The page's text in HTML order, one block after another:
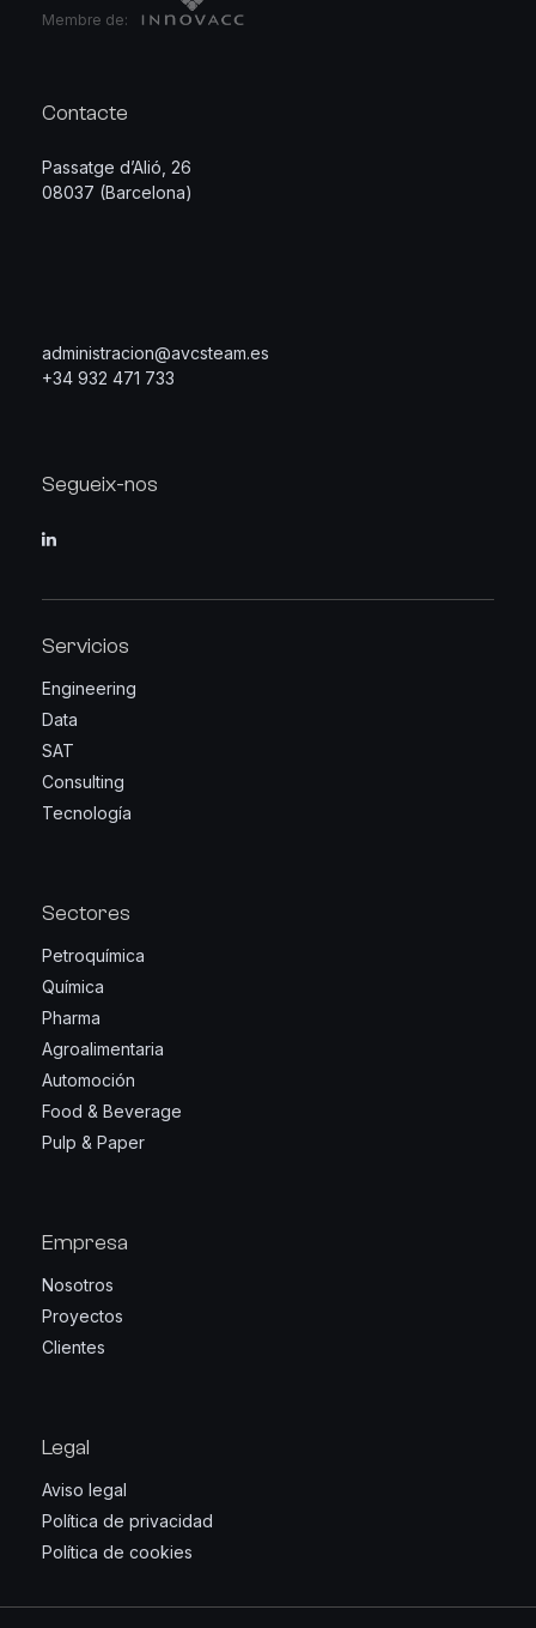
Membre de:
Contacte
Passatge d’Alió, 26
08037 (Barcelona)
administracion@avcsteam.es
+34 932 471 733
Segueix-nos
Servicios
Engineering
Data
SAT
Consulting
Tecnología
Sectores
Petroquímica
Química
Pharma
Agroalimentaria
Automoción
Food & Beverage
Pulp & Paper
Empresa
Nosotros
Proyectos
Clientes
Legal
Aviso legal
Política de privacidad
Política de cookies